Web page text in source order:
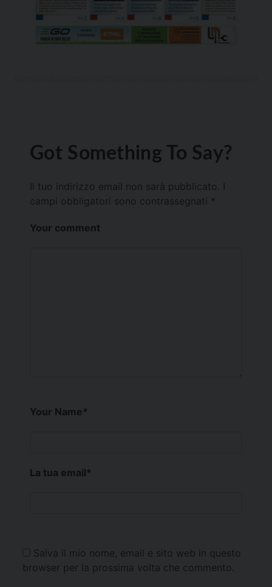
Got Something To Say?
Il tuo indirizzo email non sarà pubblicato.
campi obbligatori sono contrassegnati *
Your comment
Your Name*
La tua email*
Salva il mio nome, email e sito web in questo
browser per la prossima volta che commento.